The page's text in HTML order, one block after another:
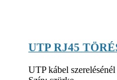
UTP RJ45
UTP kábel